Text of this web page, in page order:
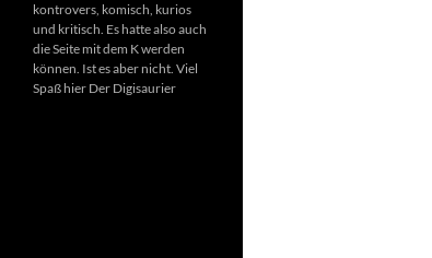
kontrovers, komisch, kurios
und kritisch. Es hatte also auch
die Seite mit dem K werden
können. Ist es aber nicht. Viel
Spaß hier Der Digisaurier